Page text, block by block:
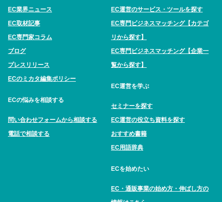
EC業界ニュース
EC取材記事
EC専門家コラム
ブログ
プレスリリース
ECのミカタ編集ポリシー
ECの悩みを相談する
問い合わせフォームから相談する
電話で相談する
EC運営のサービス・ツールを探す
EC専門ビジネスマッチング【カテゴ
リから探す】
EC専門ビジネスマッチング【企業一
覧から探す】
EC運営を学ぶ
セミナーを探す
EC運営の役立ち資料を探す
おすすめ書籍
EC用語辞典
ECを始めたい
EC・通販事業の始め方・伸ばし方の